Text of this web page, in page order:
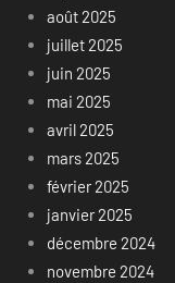
août 2025
juillet 2025
juin 2025
mai 2025
avril 2025
mars 2025
février 2025
janvier 2025
décembre 2024
novembre 2024